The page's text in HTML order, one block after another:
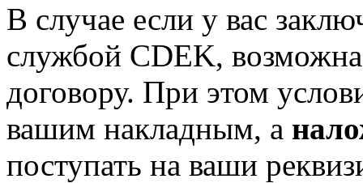
В случае если у вас
службой CDEK,
договору. При этом
вашим накладным, а
поступать на ваши